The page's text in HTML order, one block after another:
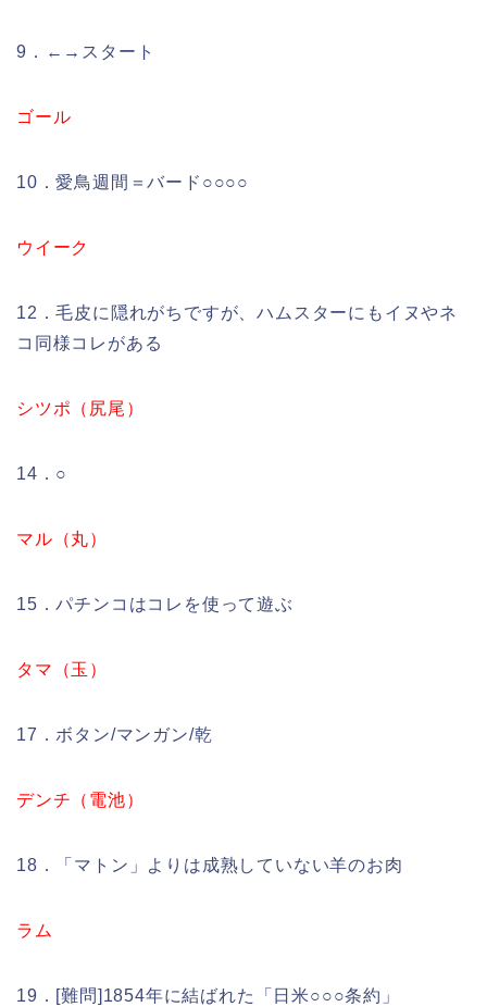
9．←→スタート
ゴール
10．愛鳥週間＝バード○○○○
ウイーク
12．毛皮に隠れがちですが、ハムスターにもイヌやネ
コ同様コレがある
シツポ（尻尾）
14．○
マル（丸）
15．パチンコはコレを使って遊ぶ
タマ（玉）
17．ボタン/マンガン/乾
デンチ（電池）
18．「マトン」よりは成熟していない羊のお肉
ラム
19．[難問]1854年に結ばれた「日米○○○条約」